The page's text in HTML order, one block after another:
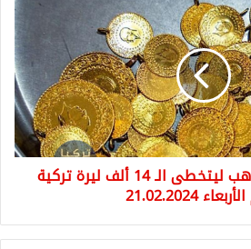
ارتفاع سعر ليرة الذهب ليتخطى الـ 14 ألف ليرة تركية
21.02.2024